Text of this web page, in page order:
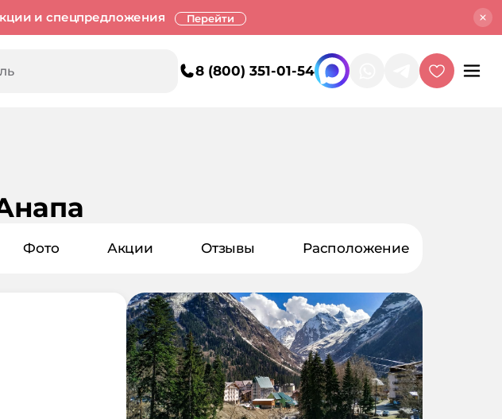
и спецпредложения Перейти
8 (800) 351-01-54
Фото Акции Отзывы Расположение